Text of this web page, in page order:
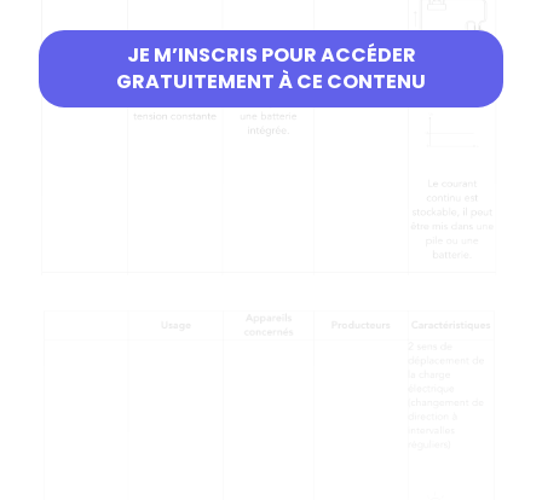
JE M’INSCRIS POUR ACCÉDER
GRATUITEMENT À CE CONTENU